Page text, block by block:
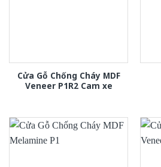
Cửa Gỗ Chống Cháy MDF
Veneer P1R2 Cam xe